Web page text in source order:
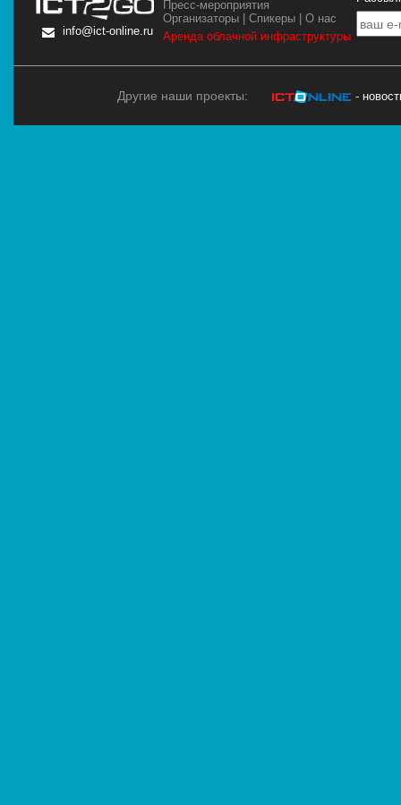
info@ict-online.ru
Пресс-мероприятия
Организаторы |Спикеры |О нас
Аренда облачной инфраструктуры
Другие наши проекты: -